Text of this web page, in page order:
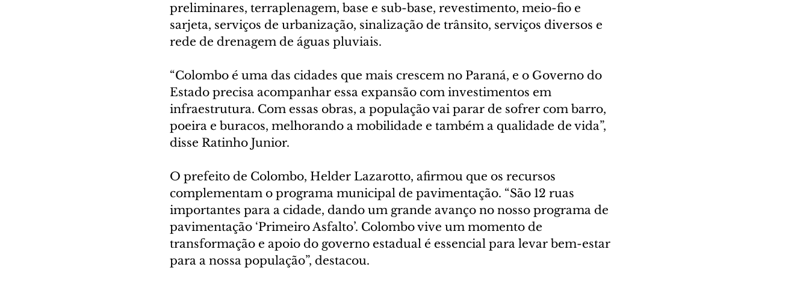
preliminares, terraplenagem, base e sub-base, revestimento, meio-fio e
sarjeta, serviços de urbanização, sinalização de trânsito, serviços diversos e
rede de drenagem de águas pluviais.
“Colombo é uma das cidades que mais crescem no Paraná, e o Governo do
Estado precisa acompanhar essa expansão com investimentos em
infraestrutura. Com essas obras, a população vai parar de sofrer com barro,
poeira e buracos, melhorando a mobilidade e também a qualidade de vida”,
disse Ratinho Junior.
O prefeito de Colombo, Helder Lazarotto, afirmou que os recursos
complementam o programa municipal de pavimentação. “São 12 ruas
importantes para a cidade, dando um grande avanço no nosso programa de
pavimentação ‘Primeiro Asfalto’. Colombo vive um momento de
transformação e apoio do governo estadual é essencial para levar bem-estar
para a nossa população”, destacou.